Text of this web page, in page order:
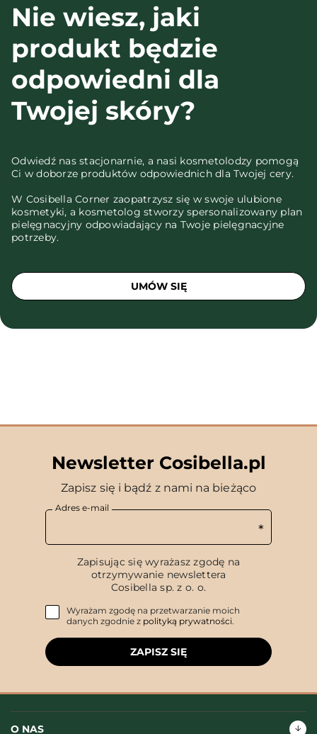
Nie wiesz, jaki
produkt będzie
odpowiedni dla
Twojej skóry?
Odwiedź nas stacjonarnie, a nasi kosmetolodzy pomogą
Ci w doborze produktów odpowiednich dla Twojej cery.
W Cosibella Corner zaopatrzysz się w swoje ulubione
kosmetyki, a kosmetolog stworzy spersonalizowany plan
pielęgnacyjny odpowiadający na Twoje pielęgnacyjne
potrzeby.
UMÓW SIĘ
Newsletter Cosibella.pl
Zapisz się i bądź z nami na bieżąco
Adres e-mail
Zapisując się wyrażasz zgodę na
otrzymywanie newslettera
Cosibella sp. z o. o.
Wyrażam zgodę na przetwarzanie moich
danych zgodnie z polityką prywatności.
ZAPISZ SIĘ
O NAS